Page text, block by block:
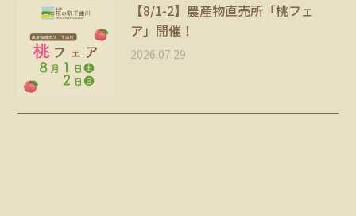
【8/1-2】農産物直売所「桃フェ
ア」開催！
2026.07.29